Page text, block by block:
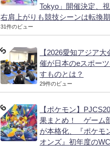
Tokyo」開催決定、
右肩上がりも競技シーンは転換
31件のビュー
【2026愛知アジア大
催が日本のeスポー
すものとは？
29件のビュー
【ポケモン】
果まとめ！ ゲーム
が本格化、『ポケモ
オンズ』初年度の